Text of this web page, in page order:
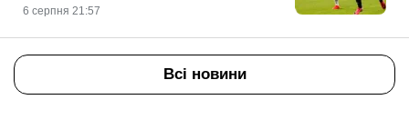
6 серпня 21:57
Всі новини